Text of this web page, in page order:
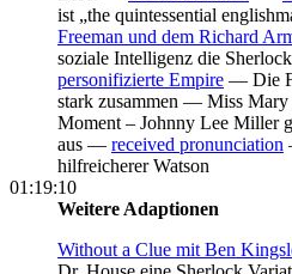
ist „the quintessential
Freeman und dem Richard
soziale Intelligenz die
personifizierte Empire — Die
stark zusammen — Miss
Moment – Johnny Lee Miller
aus — received pronunciation
hilfreicherer Watson
01:19:10
Weitere Adaptionen
Without a Clue mit Ben